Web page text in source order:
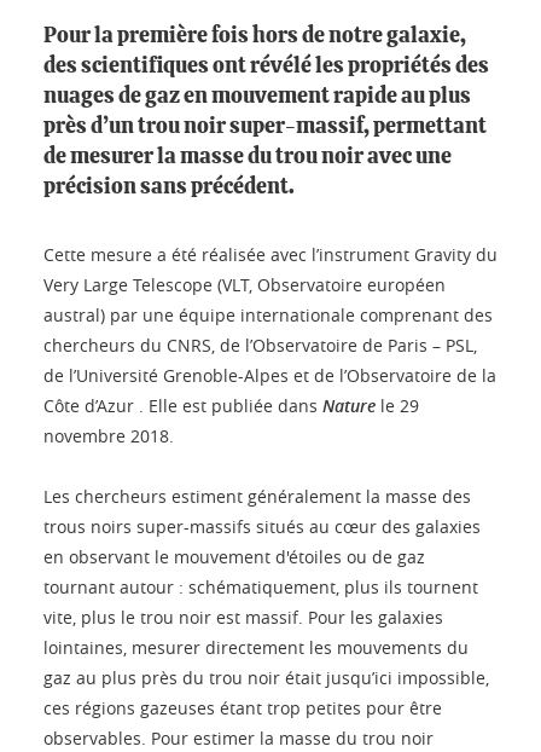
Pour la première fois hors de notre galaxie,
des scientifiques ont révélé les propriétés des
nuages de gaz en mouvement rapide au plus
près d’un trou noir super-massif, permettant
de mesurer la masse du trou noir avec une
précision sans précédent.
Cette mesure a été réalisée avec l’instrument Gravity du
Very Large Telescope (VLT, Observatoire européen
austral) par une équipe internationale comprenant des
chercheurs du CNRS, de l’Observatoire de Paris – PSL,
de l’Université Grenoble-Alpes et de l’Observatoire de la
Côte d’Azur . Elle est publiée dans Nature le 29
novembre 2018.
Les chercheurs estiment généralement la masse des
trous noirs super-massifs situés au cœur des galaxies
en observant le mouvement d'étoiles ou de gaz
tournant autour : schématiquement, plus ils tournent
vite, plus le trou noir est massif. Pour les galaxies
lointaines, mesurer directement les mouvements du
gaz au plus près du trou noir était jusqu’ici impossible,
ces régions gazeuses étant trop petites pour être
observables. Pour estimer la masse du trou noir